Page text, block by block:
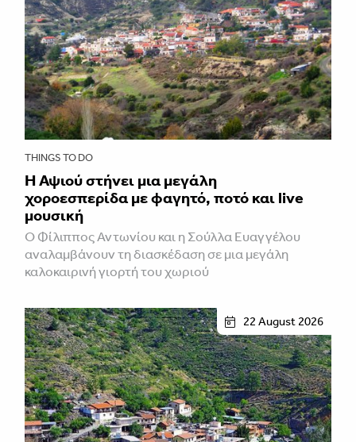
THINGS TO DO
Η Αψιού στήνει μια μεγάλη
χοροεσπερίδα με φαγητό, ποτό και live
μουσική
Ο Φίλιππος Αντωνίου και η Σούλλα Ευαγγέλου
αναλαμβάνουν τη διασκέδαση σε μια μεγάλη
καλοκαιρινή γιορτή του χωριού
22 August 2026